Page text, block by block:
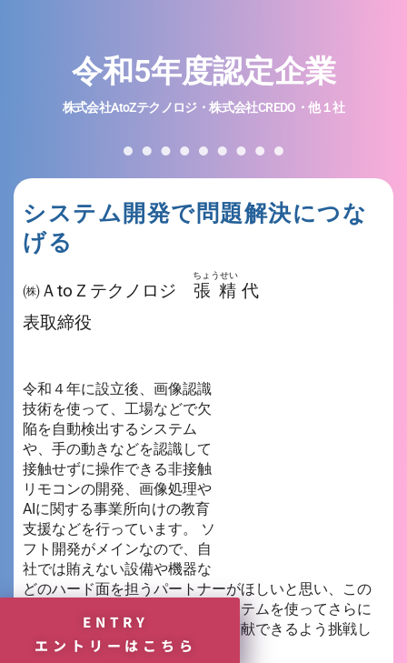
令和5年度認定企業
株式会社AtoZテクノロジ・株式会社CREDO・他１社
システム開発で問題解決につな
げる
㈱ＡtoＺテクノロジ 張 精
ちょうせい
代
表取締役
令和４年に設立後、画像認識
技術を使って、工場などで欠
陥を自動検出するシステム
や、手の動きなどを認識して
接触せずに操作できる非接触
リモコンの開発、画像処理や
AIに関する事業所向けの教育
支援などを行っています。 ソ
フト開発がメインなので、自
社では賄えない設備や機器な
どのハード面を担うパートナーがほしいと思い、この
プログラムに応募しました。システムを使ってさらに
いい商品を作り、社会の発展に貢献できるよう挑戦し
続けたいです。
ENTRY
エントリーはこちら